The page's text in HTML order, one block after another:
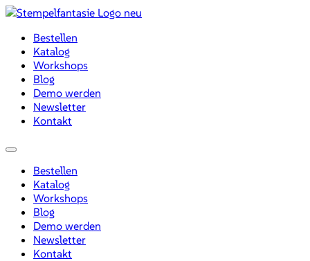
Zum
wechselnBestellen
Katalog
Workshops
Blog
Demo werden
Newsletter
Kontakt
Menü
Bestellen
Katalog
Workshops
Blog
Demo werden
Newsletter
Kontakt